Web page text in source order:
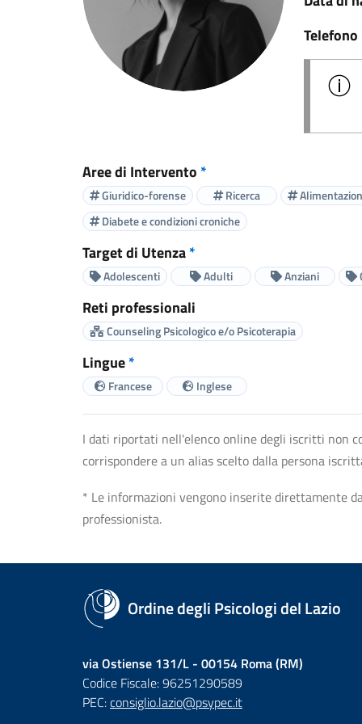
Telefono
Aree di Intervento *
Giuridico-forense Ricerca
Diabete e condizioni croniche
Target di Utenza*
Adolescenti Adulti Anziani
Reti professionali
Counseling Psicologico e/o Psicoterapia
Lingue*
Francese Inglese
I dati riportati nell'elenco online degli iscritti non
corrispondere a un alias scelto dalla persona
* Le informazioni vengono inserite direttamente
professionista.
Ordine degli Psicologi del Lazio
via Ostiense 131/L - 00154 Roma (RM)
Codice Fiscale: 96251290589
PEC:consiglio.lazio@psypec.it